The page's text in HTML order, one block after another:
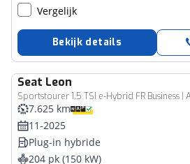
Vergelijk
Bekijk details
Seat Leon
7.625 km
11-2025
Plug-in hybride
204 pk (150 kW)